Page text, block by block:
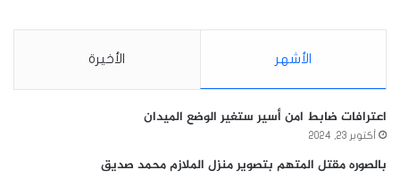
الأشهر الأخيرة
اعترافات ضابط امن أسير ستغير الوضع الميدان
أكتوبر 23, 2024
بالصوره مقتل المتهم بتصوير منزل الملازم محمد صديق